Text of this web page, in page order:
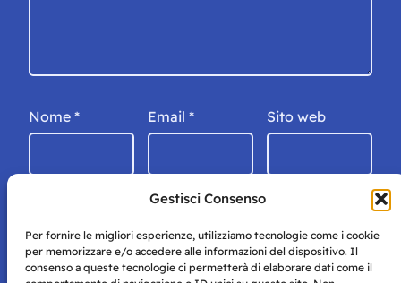
Gestisci Consenso
Per fornire le migliori esperienze, utilizziamo tecnologie come i cookie
per memorizzare e/o accedere alle informazioni del dispositivo. Il
consenso a queste tecnologie ci permetterà di elaborare dati come il
Nome * Email * Sito web